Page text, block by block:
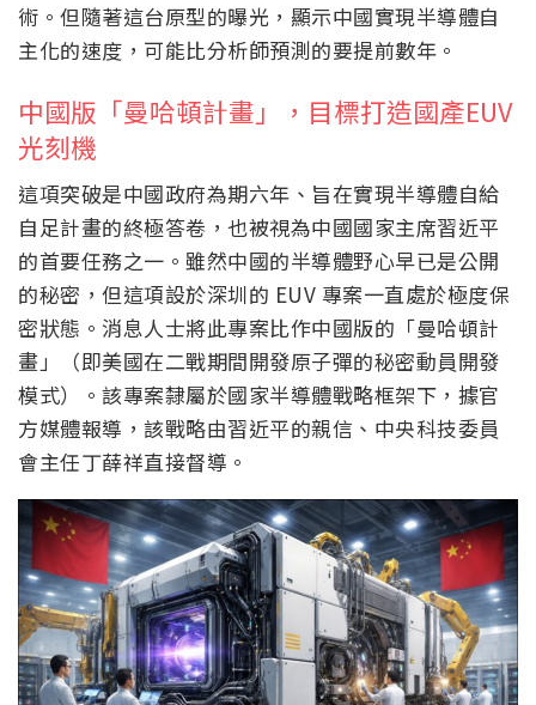
術。但隨著這台原型的曝光，顯示中國實現半導體自
主化的速度，可能比分析師預測的要提前數年。
中國版「曼哈頓計畫」，目標打造國產EUV
光刻機
這項突破是中國政府為期六年、旨在實現半導體自給
自足計畫的終極答卷，也被視為中國國家主席習近平
的首要任務之一。雖然中國的半導體野心早已是公開
的秘密，但這項設於深圳的 EUV 專案一直處於極度保
密狀態。消息人士將此專案比作中國版的「曼哈頓計
畫」（即美國在二戰期間開發原子彈的秘密動員開發
模式）。該專案隸屬於國家半導體戰略框架下，據官
方媒體報導，該戰略由習近平的親信、中央科技委員
會主任丁薛祥直接督導。